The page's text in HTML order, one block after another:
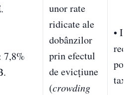
7,8%
unor rate
ridicate ale
dobânzilor
prin efectul
de evicțiune
(crowding
•